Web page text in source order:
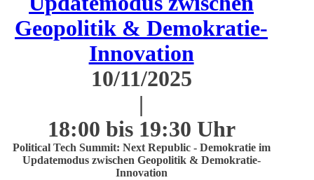
Geopolitik & Demokratie-
Innovation
10/11/2025
|
18:00 bis 19:30 Uhr
Political Tech Summit: Next Republic - Demokratie im
Updatemodus zwischen Geopolitik & Demokratie-
Innovation